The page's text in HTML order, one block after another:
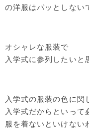
の洋服はパッとしない
オシャレな服装で
入学式に参列したいと
入学式の服装の色に関
入学式だからといって
服を着ないといけない